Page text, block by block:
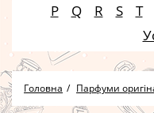
P
Q R S T
Головна Парфуми